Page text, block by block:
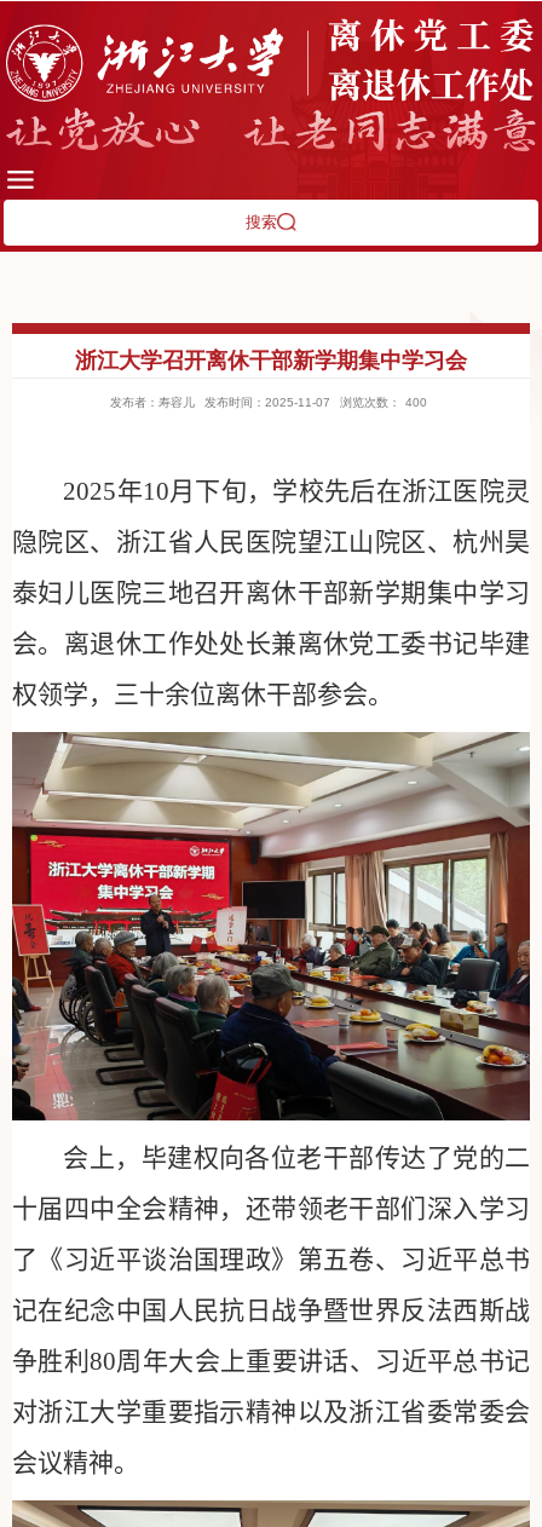
搜索
浙江大学召开离休干部新学期集中学习会
发布者：寿容儿 发布时间：2025-11-07 浏览次数： 400
2025年10月下旬，学校先后在浙江医院灵
隐院区、浙江省人民医院望江山院区、杭州昊
泰妇儿医院三地召开离休干部新学期集中学习
会。离退休工作处处长兼离休党工委书记毕建
权领学，三十余位离休干部参会。
会上，毕建权向各位老干部传达了党的二
十届四中全会精神，还带领老干部们深入学习
了《习近平谈治国理政》第五卷、 习近平总书
记在纪念中国人民抗日战争暨世界反法西斯战
争胜利80周年大会上重要讲话、 习近平总书记
对浙江大学重要指示精神以及浙江省委常委会
会议精神。